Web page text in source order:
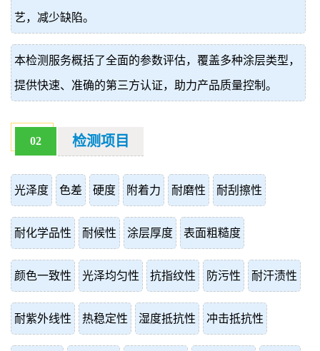
艺，减少缺陷。
本检测服务概括了全面的参数评估，覆盖多种涂层类型，
提供快速、准确的第三方认证，助力产品质量控制。
02 检测项目
光泽度 色差 硬度 附着力 耐磨性 耐刮擦性
耐化学品性 耐候性 涂层厚度 表面粗糙度
颜色一致性 光泽均匀性 抗指纹性 防污性 耐汗渍性
耐紫外线性 热稳定性 湿度抵抗性 冲击抵抗性